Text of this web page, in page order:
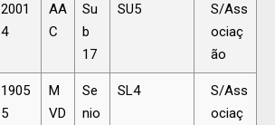
2001
4
AA
C
Su
b
17
SU5
S/Ass
ociaç
ão
1905
5
M
VD
Se
nio
SL4
S/Ass
ociaç